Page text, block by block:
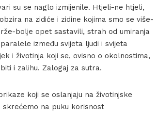
su se naglo izmijenile. Htjeli-ne htjeli,
na zidiće i zidine kojima smo se više-
bolje opet sastavili, strah od umiranja
između svijeta ljudi i svijeta
i životinja koji se, ovisno o okolnostima,
i zalihu. Zalogaj za sutra.
koji se oslanjaju na životinjske
na puku korisnost